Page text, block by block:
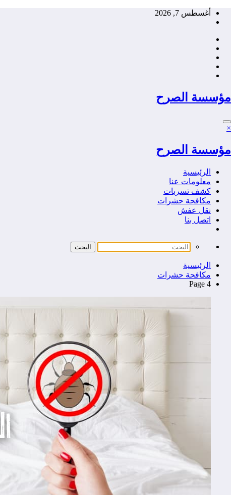
التجاوزأغسطس 7, 2026
مؤسسة الصرح
×
مؤسسة الصرح
الرئيسية
معلومات عنا
كشف تسربات
مكافحة حشرات
نقل عفش
اتصل بنا
الرئيسية
مكافحة حشرات
Page 4